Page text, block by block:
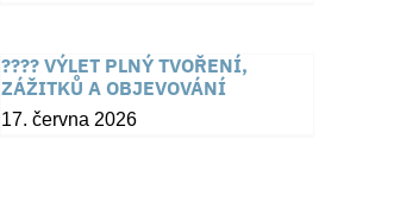
???? VÝLET PLNÝ TVOŘENÍ,
ZÁŽITKŮ A OBJEVOVÁNÍ
17. června 2026